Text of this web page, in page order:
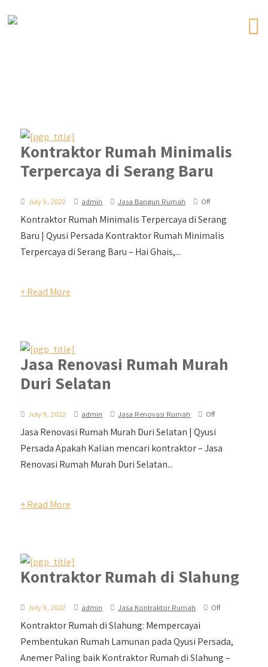
Kontraktor Rumah Minimalis
Terpercaya di Serang Baru
July 9, 2022 admin Jasa Bangun Rumah Off
Kontraktor Rumah Minimalis Terpercaya di Serang
Baru | Qyusi Persada Kontraktor Rumah Minimalis
Terpercaya di Serang Baru – Hai Ghais,...
+ Read More
Jasa Renovasi Rumah Murah
Duri Selatan
July 9, 2022 admin Jasa Renovasi Rumah Off
Jasa Renovasi Rumah Murah Duri Selatan | Qyusi
Persada Apakah Kalian mencari kontraktor – Jasa
Renovasi Rumah Murah Duri Selatan...
+ Read More
Kontraktor Rumah di Slahung
July 9, 2022 admin Jasa Kontraktor Rumah Off
Kontraktor Rumah di Slahung: Mempercayai
Pembentukan Rumah Lamunan pada Qyusi Persada,
Anemer Paling baik Kontraktor Rumah di Slahung –